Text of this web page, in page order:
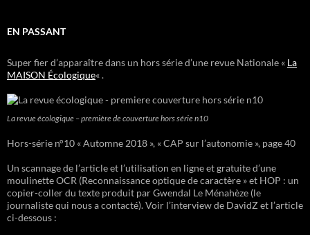
EN PASSANT
Super fier d’apparaître dans un hors série d’une revue Nationale « La
MAISON Écologique« .
La revue écologique – première de couverture hors série n10
Hors-série n°10 « Automne 2018 », « CAP sur l’autonomie », page 40
Un scannage de l’article et l’utilisation en ligne et gratuite d’une
moulinette OCR (Reconnaissance optique de caractère » et HOP : un
copier-coller du texte produit par Gwendal Le Ménahèze (le
journaliste qui nous a contacté). Voir l’interview de DavidZ et l’article
ci-dessous :